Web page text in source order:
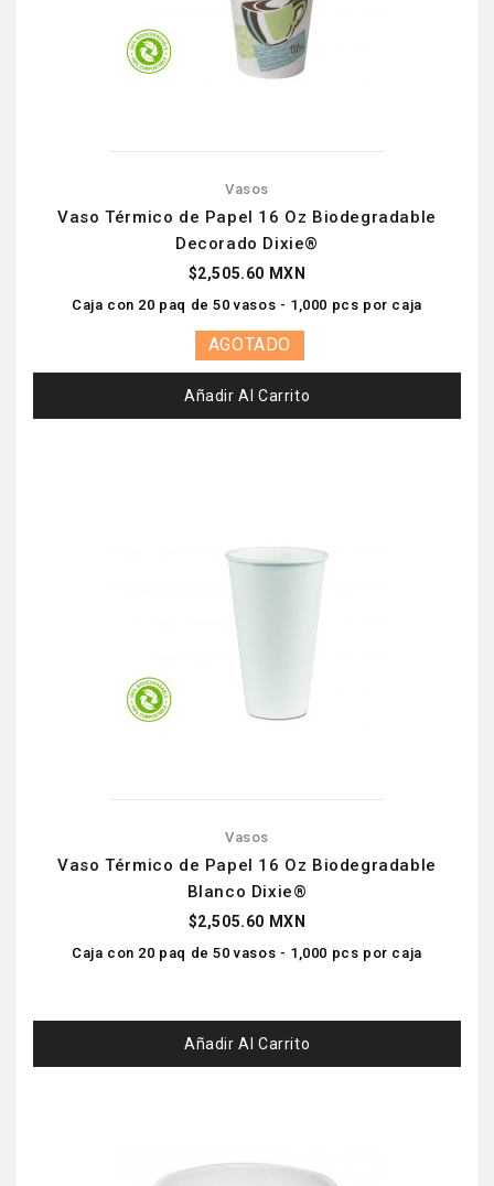
Vasos
Vaso Térmico de Papel 16 Oz Biodegradable
Decorado Dixie®
$2,505.60 MXN
Caja con 20 paq de 50 vasos - 1,000 pcs por caja
AGOTADO
Añadir Al Carrito
Vasos
Vaso Térmico de Papel 16 Oz Biodegradable
Blanco Dixie®
$2,505.60 MXN
Caja con 20 paq de 50 vasos - 1,000 pcs por caja
Añadir Al Carrito